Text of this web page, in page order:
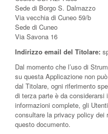
Sede di Borgo S. Dalmazzo
Via vecchia di Cuneo 59/b
Sede di Cuneo
Via Savona 16
Indirizzo email del Titolare:
Dal momento che l’uso di
su questa Applicazione non
dal Titolare, ogni riferimento
di terza parte è da considerarsi
informazioni complete, gli
consultare la privacy policy
questo documento.